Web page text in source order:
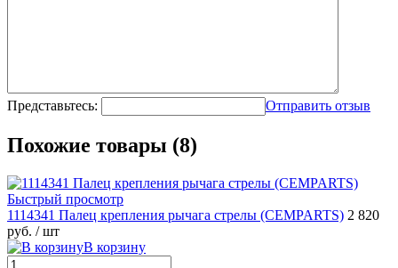
Представьтесь: Отправить отзыв
Похожие товары (8)
Быстрый просмотр
1114341 Палец крепления рычага стрелы (CEMPARTS) 2 820
руб. / шт
В корзину